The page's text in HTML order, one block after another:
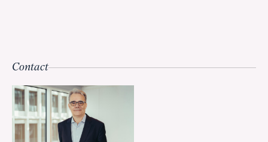
Contact